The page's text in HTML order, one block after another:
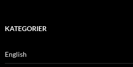
KATEGORIER
English